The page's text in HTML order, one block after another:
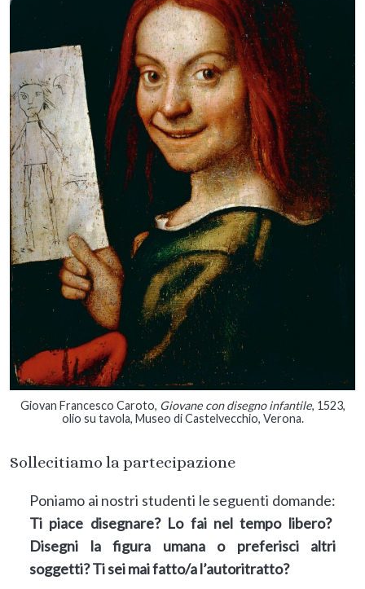
Giovan Francesco Caroto, Giovane con disegno infantile, 1523,
olio su tavola, Museo di Castelvecchio, Verona.
Sollecitiamo la partecipazione
Poniamo ai nostri studenti le seguenti domande:
Ti piace disegnare? Lo fai nel tempo libero?
Disegni la figura umana o preferisci altri
soggetti?Ti sei mai fatto/a l’autoritratto?